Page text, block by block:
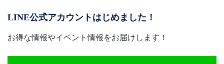
LINE公式アカウントはじめました！
お得な情報やイベント情報をお届けします！